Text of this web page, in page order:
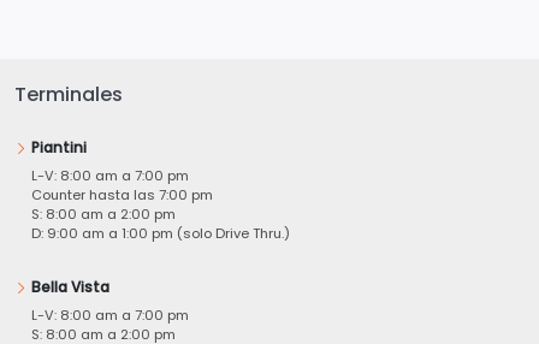
Terminales
Piantini
L-V: 8:00 am a 7:00 pm
Counter hasta las 7:00 pm
S: 8:00 am a 2:00 pm
D: 9:00 am a 1:00 pm (solo Drive Thru.)
Bella Vista
L-V: 8:00 am a 7:00 pm
S: 8:00 am a 2:00 pm